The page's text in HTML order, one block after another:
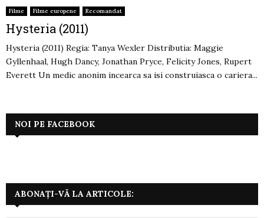
Filme Filme europene Recomandat
Hysteria (2011)
Hysteria (2011) Regia: Tanya Wexler Distributia: Maggie
Gyllenhaal, Hugh Dancy, Jonathan Pryce, Felicity Jones, Rupert
Everett Un medic anonim incearca sa isi construiasca o cariera...
NOI PE FACEBOOK
ABONAȚI-VĂ LA ARTICOLE: